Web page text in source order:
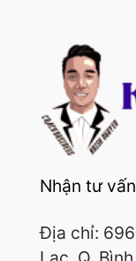
Nhận tư
Địa chỉ: